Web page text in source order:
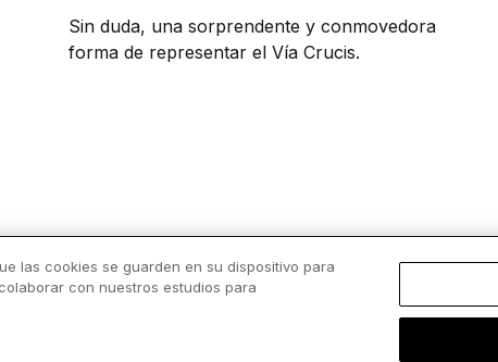
Sin duda, una sorprendente y conmovedora
forma de representar el Vía Crucis.
las cookies se guarden en su dispositivo para
con nuestros estudios para